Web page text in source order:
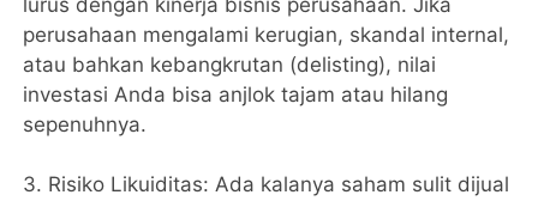
lurus dengan kinerja bisnis perusahaan. Jika
perusahaan mengalami kerugian, skandal internal,
atau bahkan kebangkrutan (delisting), nilai
investasi Anda bisa anjlok tajam atau hilang
sepenuhnya.
3. ​Risiko Likuiditas: Ada kalanya saham sulit dijual